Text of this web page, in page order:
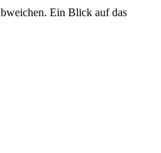
Ein Blick auf das